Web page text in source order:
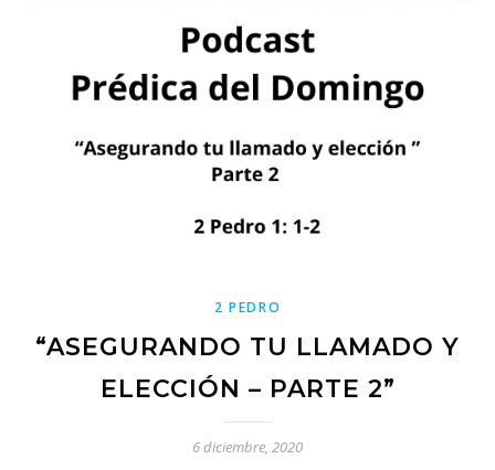
2 PEDRO
“ASEGURANDO TU LLAMADO Y
ELECCIÓN – PARTE 2”
6 diciembre, 2020